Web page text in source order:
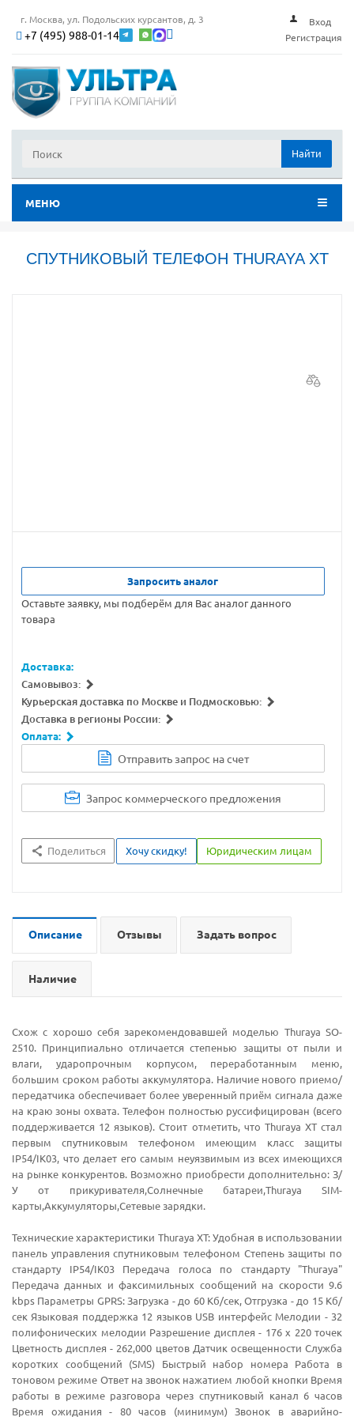
г. Москва, ул. Подольских курсантов, д. 3
+7 (495) 988-01-14
Вход
Регистрация
Найти
МЕНЮ
СПУТНИКОВЫЙ ТЕЛЕФОН THURAYA XT
Запросить аналог
Оставьте заявку, мы подберём для Вас аналог данного
товара
Доставка:
Самовывоз:
Курьерская доставка по Москве и Подмосковью:
Доставка в регионы России:
Оплата:
Отправить запрос на счет
Запрос коммерческого предложения
Поделиться Хочу скидку! Юридическим лицам
Описание Отзывы Задать вопрос
Наличие
Схож с хорошо себя зарекомендовавшей моделью Thuraya SO-
2510. Принципиально отличается степенью защиты от пыли и
влаги, ударопрочным корпусом, переработанным меню,
большим сроком работы аккумулятора. Наличие нового приемо/
передатчика обеспечивает более уверенный приём сигнала даже
на краю зоны охвата. Телефон полностью руссифицирован (всего
поддерживается 12 языков). Стоит отметить, что Thuraya XT стал
первым спутниковым телефоном имеющим класс защиты
IP54/IK03, что делает его самым неуязвимым из всех имеющихся
на рынке конкурентов. Возможно приобрести дополнительно: З/
У от прикуривателя,Солнечные батареи,Thuraya SIM-
карты,Аккумуляторы,Сетевые зарядки.
Технические характеристики Thuraya XT: Удобная в использовании
панель управления спутниковым телефоном Степень защиты по
стандарту IP54/IK03 Передача голоса по стандарту "Thuraya"
Передача данных и факсимильных сообщений на скорости 9.6
kbps Параметры GPRS: Загрузка - до 60 Кб/сек, Отгрузка - до 15 Кб/
сек Языковая поддержка 12 языков USB интерфейс Мелодии - 32
полифонических мелодии Разрешение дисплея - 176 х 220 точек
Цветность дисплея - 262,000 цветов Датчик освещенности Служба
коротких сообщений (SMS) Быстрый набор номера Работа в
тоновом режиме Ответ на звонок нажатием любой кнопки Время
работы в режиме разговора через спутниковый канал 6 часов
Время ожидания - 80 часов (минимум) Звонок в аварийно-